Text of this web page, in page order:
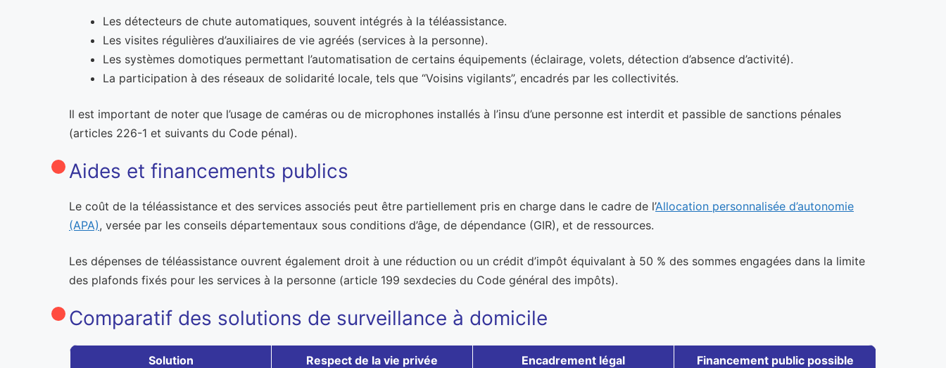
Les détecteurs de chute automatiques, souvent intégrés à la téléassistance.
Les visites régulières d’auxiliaires de vie agréés (services à la personne).
Les systèmes domotiques permettant l’automatisation de certains équipements (éclairage, volets, détection d’absence d’activité).
La participation à des réseaux de solidarité locale, tels que “Voisins vigilants”, encadrés par les collectivités.
Il est important de noter que l’usage de caméras ou de microphones installés à l’insu d’une personne est interdit et passible de sanctions pénales
(articles 226-1 et suivants du Code pénal).
Aides et financements publics
Le coût de la téléassistance et des services associés peut être partiellement pris en charge dans le cadre de l’Allocation personnalisée d’autonomie
(APA), versée par les conseils départementaux sous conditions d’âge, de dépendance (GIR), et de ressources.
Les dépenses de téléassistance ouvrent également droit à une réduction ou un crédit d’impôt équivalant à 50 % des sommes engagées dans la limite
des plafonds fixés pour les services à la personne (article 199 sexdecies du Code général des impôts).
Comparatif des solutions de surveillance à domicile
Solution Respect de la vie privée Encadrement légal Financement public possible